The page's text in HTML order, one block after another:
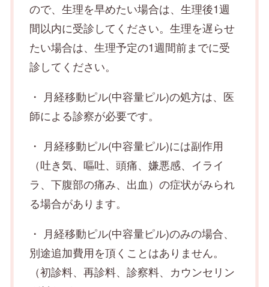
ので、生理を早めたい場合は、生理後1週
間以内に受診してください。生理を遅らせ
たい場合は、生理予定の1週間前までに受
診してください。
・ 月経移動ピル(中容量ピル)の処方は、医
師による診察が必要です。
・ 月経移動ピル(中容量ピル)には副作用
（吐き気、嘔吐、頭痛、嫌悪感、イライ
ラ、下腹部の痛み、出血）の症状がみられ
る場合があります。
・ 月経移動ピル(中容量ピル)のみの場合、
別途追加費用を頂くことはありません。
（初診料、再診料、診察料、カウンセリン